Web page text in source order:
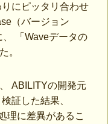
にピッタリ合わせ
（バージョン
「Waveデータの
。
ABILITYの開発元
証した結果、
理に差異があるこ